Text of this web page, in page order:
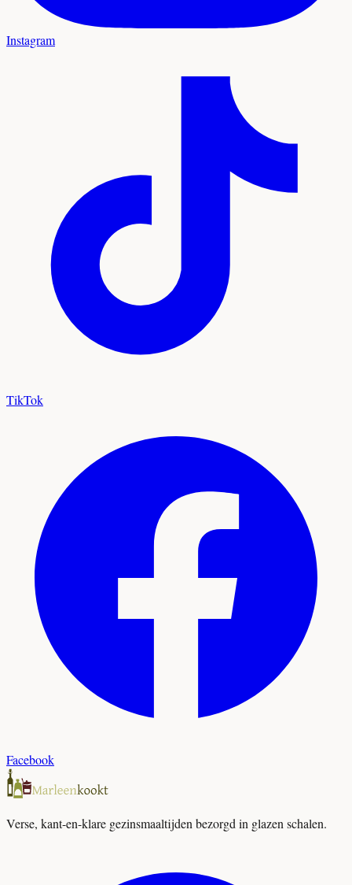
Instagram
TikTok
Facebook
Verse, kant-en-klare gezinsmaaltijden bezorgd in glazen schalen.